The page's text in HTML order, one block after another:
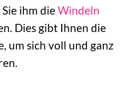
ihm dieWindeln
Dies gibt Ihnen die
um sich voll und ganz